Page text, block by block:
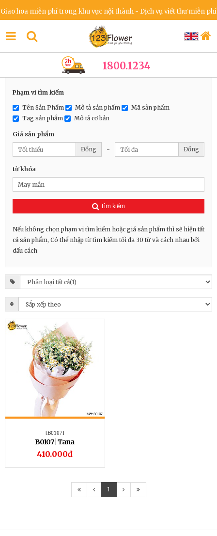
hoa miễn phí trong khu vực nội thành - Dịch vụ viết thư miễn phí
1800.1234
Phạm vi tìm kiếm
Tên Sản Phẩm Mô tả sản phẩm
Mã sản phẩm
Tag sản phẩm
Mô tả cơ bản
Giá sản phẩm
Đồng - Đồng
từ khóa
Tìm kiếm
Nếu không chọn phạm vi tìm kiếm hoặc giá sản phẩm thì sẽ hiện tất
cả sản phẩm, Có thể nhập từ tìm kiếm tối đa 30 từ và cách nhau bởi
dấu cách
[B0107]
B0107 | Tana
410.000đ
1